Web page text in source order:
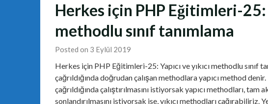
Herkes için PHP Eğitimleri-25:
methodlu sınıf tanımlama
Posted on 3 Eylül 2019
Herkes için PHP Eğitimleri-25: Yapıcı ve yıkıcı methodlu sınıf
çağrıldığında doğrudan çalışan methodlara yapıcı method denir.
çağrıldığında çalıştırılmasını istiyorsak yapıcı methodları, tam
sonlandırılmasını istiyorsak ise, yıkıcı methodları çağırabiliriz.